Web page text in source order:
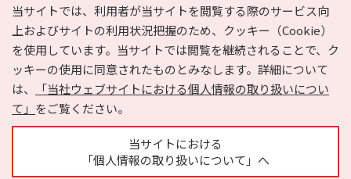
当サイトでは、利用者が当サイトを閲覧する際のサービス向
上およびサイトの利用状況把握のため、クッキー（Cookie）
を使用しています。当サイトでは閲覧を継続されることで、ク
ッキーの使用に同意されたものとみなします。詳細について
は、
「当社ウェブサイトにおける個人情報の取り扱いについ
て」 をご覧ください。
当サイトにおける
「個人情報の取り扱いについて」へ
サイトの内容に関するお問い合わせ
Copyright © HYOJITO.Co.,Ltd. All Rights Reserved.